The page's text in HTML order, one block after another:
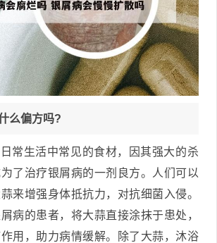
么偏方吗?
常生活中常见的食材，因其强大的杀
了治疗银屑病的一剂良方。人们可以
来增强身体抵抗力，对抗细菌入侵。
病的患者，将大蒜直接涂抹于患处，
用，助力病情缓解。除了大蒜，沐浴